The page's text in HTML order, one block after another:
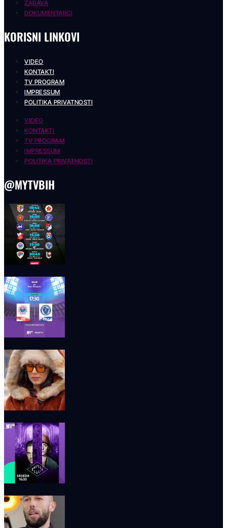
ZABAVA
DOKUMENTARCI
KORISNI LINKOVI
VIDEO
KONTAKTI
TV PROGRAM
IMPRESSUM
POLITIKA PRIVATNOSTI
VIDEO
KONTAKTI
TV PROGRAM
IMPRESSUM
POLITIKA PRIVATNOSTI
@MYTVBIH